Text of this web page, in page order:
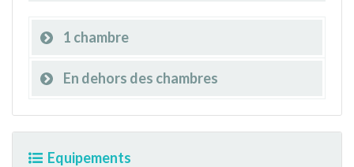
1 chambre
En dehors des chambres
Equipements